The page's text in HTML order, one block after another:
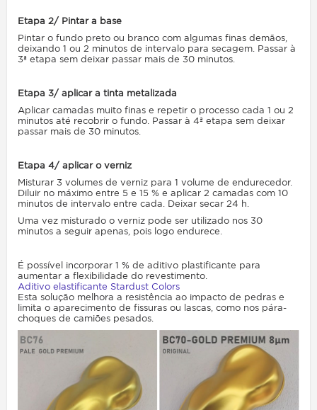
Etapa 2/ Pintar a base
Pintar o fundo preto ou branco com algumas finas demãos,
deixando 1 ou 2 minutos de intervalo para secagem. Passar à
3ª etapa sem deixar passar mais de 30 minutos.
Etapa 3/ aplicar a tinta metalizada
Aplicar camadas muito finas e repetir o processo cada 1 ou 2
minutos até recobrir o fundo. Passar à 4ª etapa sem deixar
passar mais de 30 minutos.
Etapa 4/ aplicar o verniz
Misturar 3 volumes de verniz para 1 volume de endurecedor.
Diluir no máximo entre 5 e 15 % e aplicar 2 camadas com 10
minutos de intervalo entre cada. Deixar secar 24 h.
Uma vez misturado o verniz pode ser utilizado nos 30
minutos a seguir apenas, pois logo endurece.
É possível incorporar 1 % de aditivo plastificante para
aumentar a flexibilidade do revestimento.
Aditivo elastificante Stardust Colors
Esta solução melhora a resistência ao impacto de pedras e
limita o aparecimento de fissuras ou lascas, como nos pára-
choques de camiões pesados.